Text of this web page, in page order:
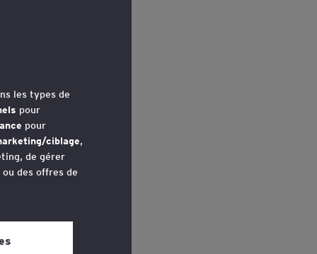
à
les types de
pour
pour
ciblage,
de gérer
des offres de